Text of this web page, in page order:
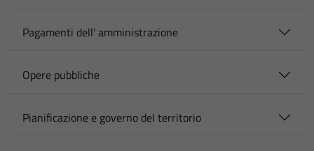
Pagamenti dell' amministrazione
Opere pubbliche
Pianificazione e governo del territorio